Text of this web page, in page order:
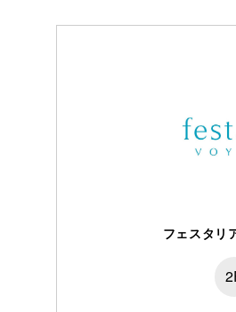
フェスタリ